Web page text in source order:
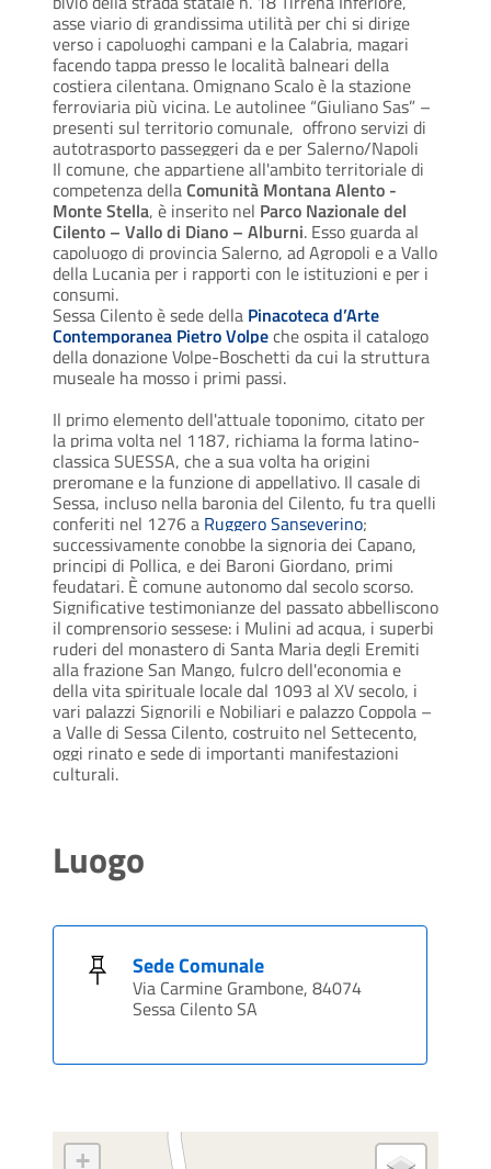
asse viario di grandissima utilità per chi si dirige
verso i capoluoghi campani e la Calabria, magari
facendo tappa presso le località balneari della
costiera cilentana. Omignano Scalo è la stazione
ferroviaria più vicina. Le autolinee “Giuliano Sas” –
presenti sul territorio comunale, offrono servizi di
autotrasporto passeggeri da e per Salerno/Napoli
Il comune, che appartiene all'ambito territoriale di
competenza dellaComunità Montana Alento -
Monte Stella, è inserito nel Parco Nazionale del
Cilento – Vallo di Diano – Alburni. Esso guarda al
capoluogo di provincia Salerno, ad Agropoli e a Vallo
della Lucania per i rapporti con le istituzioni e per i
consumi.
Sessa Cilento è sede della Pinacoteca d’Arte
Contemporanea Pietro Volpeche ospita il catalogo
della donazione Volpe-Boschetti da cui la struttura
museale ha mosso i primi passi.
Il primo elemento dell'attuale toponimo, citato per
la prima volta nel 1187, richiama la forma latino-
classica SUESSA, che a sua volta ha origini
preromane e la funzione di appellativo. Il casale di
Sessa, incluso nella baronia del Cilento, fu tra quelli
conferiti nel 1276 a Ruggero Sanseverino;
successivamente conobbe la signoria dei Capano,
principi di Pollica, e dei Baroni Giordano, primi
feudatari. È comune autonomo dal secolo scorso.
Significative testimonianze del passato abbelliscono
il comprensorio sessese: i Mulini ad acqua, i superbi
ruderi del monastero di Santa Maria degli Eremiti
alla frazione San Mango, fulcro dell'economia e
della vita spirituale locale dal 1093 al XV secolo, i
vari palazzi Signorili e Nobiliari e palazzo Coppola –
a Valle di Sessa Cilento, costruito nel Settecento,
oggi rinato e sede di importanti manifestazioni
culturali.
Luogo
Sede Comunale
Via Carmine Grambone, 84074
Sessa Cilento SA
+